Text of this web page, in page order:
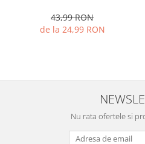
43,99 RON
de la 24,99 RON
Nu rata ofertele si